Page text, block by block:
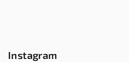
Instagram